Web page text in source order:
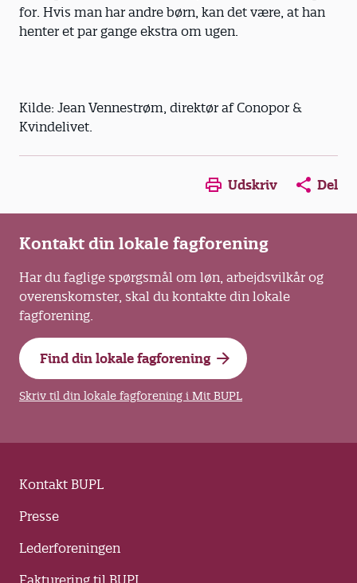
for. Hvis man har andre børn, kan det være, at han
henter et par gange ekstra om ugen.
Kilde: Jean Vennestrøm, direktør af Conopor &
Kvindelivet.
Opens in a new window
Opens in a new
Opens in
Udskriv Del
Kontakt din lokale fagforening
Har du faglige spørgsmål om løn, arbejdsvilkår og
overenskomster, skal du kontakte din lokale
fagforening.
Find din lokale fagforening
Skriv til din lokale fagforening i Mit BUPL
Kontakt BUPL
Presse
Lederforeningen
Fakturering til BUPL